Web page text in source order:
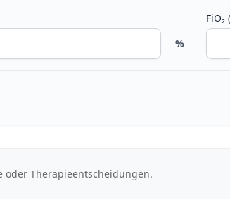
%
FiO₂
oder Therapieentscheidungen.